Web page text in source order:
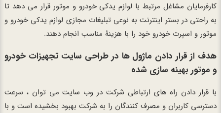
کارفرمایان مشاغل مرتبط با لوازم یدکی خودرو و موتور قرار می دهد تا
به راحتی در بستر اینترنت به نوعی تبلیغات مجازی لوازم یدکی خودرو و
موتور و اسپرت خودرو خود را با هزینۀ مناسب انجام دهند.
هدف از قرار دادن ماژول ها در طراحی سایت تجهیزات خودرو
و موتور بهینه سازی شده
با قرار دادن راه های ارتباطی شرکت در وب سایت می توان ، سرعت
دسترسی کاربران و مصرف کنندگان را به شرکت بهبود بخشیده است و با